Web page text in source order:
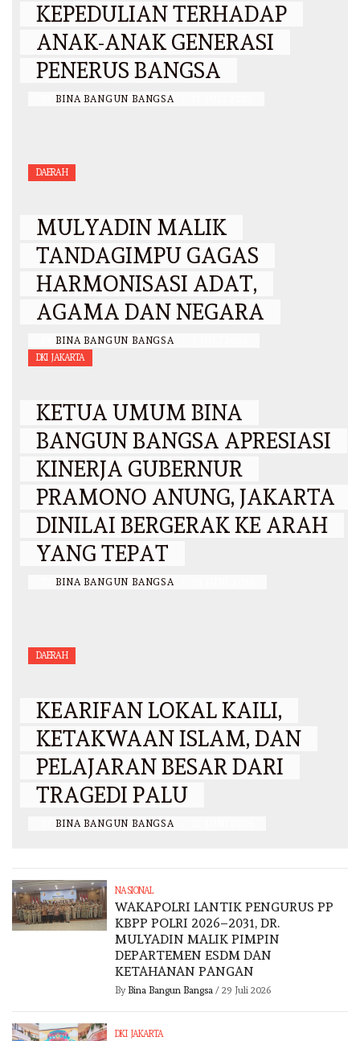
KEPEDULIAN TERHADAP
ANAK-ANAK GENERASI
PENERUS BANGSA
BINA BANGUN BANGSA
DAERAH
MULYADIN MALIK
TANDAGIMPU GAGAS
HARMONISASI ADAT,
AGAMA DAN NEGARA
BINA BANGUN BANGSA
DKI JAKARTA
KETUA UMUM BINA
BANGUN BANGSA APRESIASI
KINERJA GUBERNUR
PRAMONO ANUNG, JAKARTA
DINILAI BERGERAK KE ARAH
YANG TEPAT
BINA BANGUN BANGSA
DAERAH
KEARIFAN LOKAL KAILI,
KETAKWAAN ISLAM, DAN
PELAJARAN BESAR DARI
TRAGEDI PALU
BINA BANGUN BANGSA
NASIONAL
WAKAPOLRI LANTIK PENGURUS PP
KBPP POLRI 2026–2031, DR.
MULYADIN MALIK PIMPIN
DEPARTEMEN ESDM DAN
KETAHANAN PANGAN
By Bina Bangun Bangsa/ 29 Juli 2026
DKI JAKARTA